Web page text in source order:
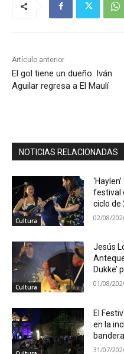
Artículo anterior
El gol tiene un dueño: Iván
Aguilar regresa a El Maulí
NOTICIAS RELACIONADAS
Cultura
festival
ciclo de
02/08/
Cultura
Jesús
Dukke’
01/08/
El
en la
bandera
31/07/